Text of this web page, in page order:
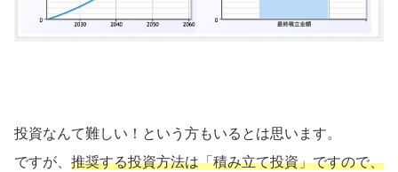
投資なんて難しい！という方もいるとは思います。
ですが、 推奨する投資方法は「積み立て投資」ですので、